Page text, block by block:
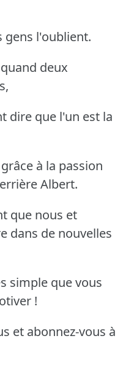
gens l'oublient.
deux
dire que l'un est la
à la passion
Albert.
que nous et
dans de nouvelles
simple que vous
!
et abonnez-vous à